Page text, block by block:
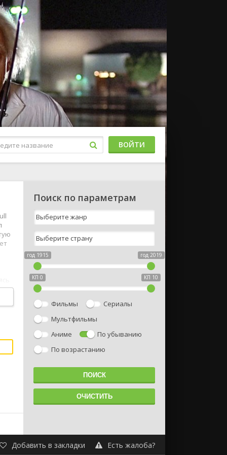
ВОЙТИ
Поиск по параметрам
год 1915 год 2019
КП 0 КП 10
Фильмы
Сериалы
Мультфильмы
Аниме
По убыванию
По возрастанию
Добавить в закладки Есть жалоба?